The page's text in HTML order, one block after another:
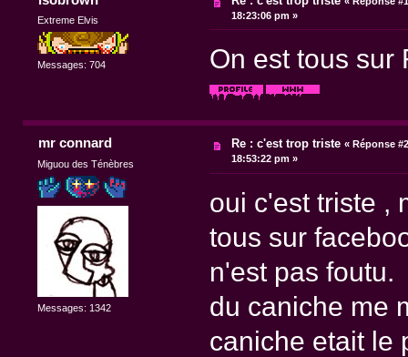
Extreme Elvis
Messages: 704
18:23:06 pm »
On est tous sur
mr connard
Miguou des Ténèbres
Messages: 1342
Re : c'est trop triste « Réponse
18:53:22 pm »
oui c'est triste ,
tous sur
n'est pas
du caniche me
caniche etait le